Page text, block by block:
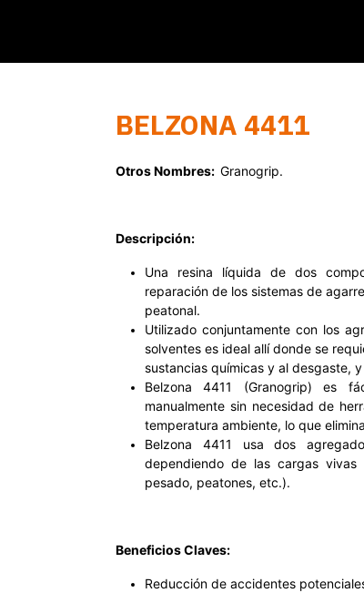
Otros Nombres: Granogrip.
Descripción:
Una resina líquida de dos
reparación de los sistemas de
peatonal.
Utilizado conjuntamente con los
solventes es ideal allí donde se
sustancias químicas y al desgaste,
Belzona 4411 (Granogrip) es
manualmente sin necesidad de
temperatura ambiente, lo que
Belzona 4411 usa dos
dependiendo de las cargas
pesado, peatones, etc.).
Beneficios Claves:
Reducción de accidentes
BELZONA 4411